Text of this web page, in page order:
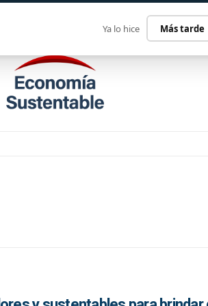
Ya lo hice Más tarde